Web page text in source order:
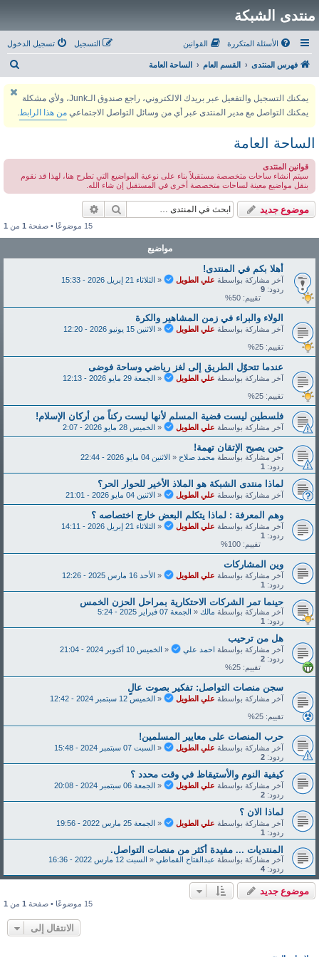
منتدى الشبكة
الأسئلة المتكررة القوانين تسجيل الدخول التسجيل
فهرس المنتدى القسم العام الساحة العامة
يمكنك التسجيل والتفعيل عبر بريدك الالكتروني، راجع صندوق الـJunk، ولأي مشكلة
يمكنك التواصل مع مدير المنتدى عبر أي من وسائل التواصل الاجتماعي من هذا الرابط.
الساحة العامة
قوانين المنتدى
سيتم انشاء ساحات متخصصة مستقبلاً بناء على نوعية المواضيع التي تطرح هنا، لهذا قد نقوم
بنقل مواضيع معينة لساحات متخصصة أخرى في المستقبل إن شاء الله.
موضوع جديد بحث
15 موضوعًا • صفحة 1 من 1
مواضيع
أهلا بكم في المنتدى!
آخر مشاركة بواسطة علي الطويل « الثلاثاء 21 إبريل 2026 - 15:33
ردود: 9
تقييم: 50%
الولاء والبراء في زمن المشاهير والكرة
آخر مشاركة بواسطة علي الطويل « الاثنين 15 يونيو 2026 - 12:20
تقييم: 25%
عندما تتحوّل الطريق إلى لغز رياضي وساحة فوضى
آخر مشاركة بواسطة علي الطويل « الجمعة 29 مايو 2026 - 12:13
تقييم: 25%
فلسطين ليست قضية المسلم لأنها ليست ركناً من أركان الإسلام!
آخر مشاركة بواسطة علي الطويل « الخميس 28 مايو 2026 - 2:07
حين يصبح الإتقان تهمة!
آخر مشاركة بواسطة محمد صلاح « الاثنين 04 مايو 2026 - 22:44
ردود: 1
لماذا منتدى الشبكة هو الملاذ الأخير للحوار الحر؟
آخر مشاركة بواسطة علي الطويل « الاثنين 04 مايو 2026 - 21:01
وهم المعرفة : لماذا يتكلم البعض خارج اختصاصه ؟
آخر مشاركة بواسطة علي الطويل « الثلاثاء 21 إبريل 2026 - 14:11
ردود: 1
تقييم: 100%
وين المشاركات
آخر مشاركة بواسطة علي الطويل « الأحد 16 مارس 2025 - 12:26
ردود: 1
حينما تمر الشركات الاحتكارية بمراحل الحزن الخمس
آخر مشاركة بواسطة مالك « الجمعة 07 فبراير 2025 - 5:24
ردود: 1
هل من ترحيب
آخر مشاركة بواسطة احمد علي « الخميس 10 أكتوبر 2024 - 21:04
ردود: 2
تقييم: 25%
سجن منصات التواصل: تفكير بصوت عالٍ
آخر مشاركة بواسطة علي الطويل « الخميس 12 سبتمبر 2024 - 12:42
تقييم: 25%
حرب المنصات على معايير المسلمين!
آخر مشاركة بواسطة علي الطويل « السبت 07 سبتمبر 2024 - 15:48
ردود: 2
كيفية النوم والأستيقاظ في وقت محدد ؟
آخر مشاركة بواسطة علي الطويل « الجمعة 06 سبتمبر 2024 - 20:08
ردود: 2
لماذا الان ؟
آخر مشاركة بواسطة علي الطويل « الجمعة 25 مارس 2022 - 19:56
ردود: 1
المنتديات ... مفيدة أكثر من منصات التواصل.
آخر مشاركة بواسطة عبدالفتاح القماطي « السبت 12 مارس 2022 - 16:36
ردود: 4
موضوع جديد
15 موضوعًا • صفحة 1 من 1
الانتقال إلى